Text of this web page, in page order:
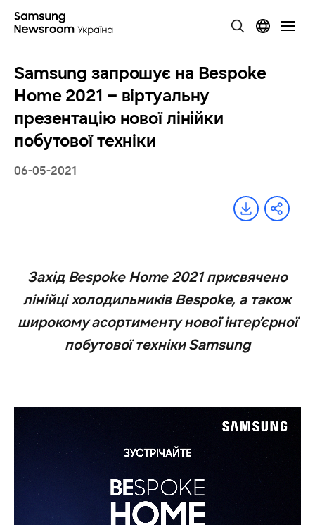
Samsung запрошує на Bespoke
Home 2021 – віртуальну
презентацію нової лінійки
побутової техніки
06-05-2021
Захід Bespoke Home 2021 присвячено
лінійці холодильників Bespoke, а також
широкому асортименту нової інтер’єрної
побутової техніки Samsung